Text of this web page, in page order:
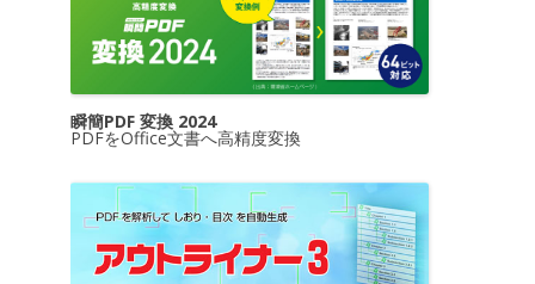
瞬簡PDF 変換 2024
PDFをOffice文書へ高精度変換